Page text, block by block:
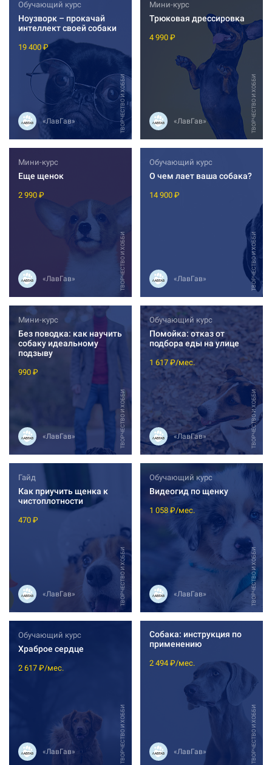
ТВОРЧЕСТВО И ХОББИ
Обучающий курс
Ноузворк – прокачай
интеллект своей собаки
19 400 ₽
«ЛавГав» ТВОРЧЕСТВО И ХОББИ
Мини-курс
Трюковая дрессировка
4 990 ₽
«ЛавГав»
ТВОРЧЕСТВО И ХОББИ
Мини-курс
Еще щенок
2 990 ₽
«ЛавГав» ТВОРЧЕСТВО И ХОББИ
Обучающий курс
О чем лает ваша собака?
14 900 ₽
«ЛавГав»
ТВОРЧЕСТВО И ХОББИ
Мини-курс
Без поводка: как научить
собаку идеальному
подзыву
990 ₽
«ЛавГав» ТВОРЧЕСТВО И ХОББИ
Обучающий курс
Помойка: отказ от
подбора еды на улице
1 617 ₽/мес.
«ЛавГав»
ТВОРЧЕСТВО И ХОББИ
Гайд
Как приучить щенка к
чистоплотности
470 ₽
«ЛавГав» ТВОРЧЕСТВО И ХОББИ
Обучающий курс
Видеогид по щенку
1 058 ₽/мес.
«ЛавГав»
ТВОРЧЕСТВО И ХОББИ
Обучающий курс
Храброе сердце
2 617 ₽/мес.
«ЛавГав» ТВОРЧЕСТВО И ХОББИ
Собака: инструкция по
применению
2 494 ₽/мес.
«ЛавГав»